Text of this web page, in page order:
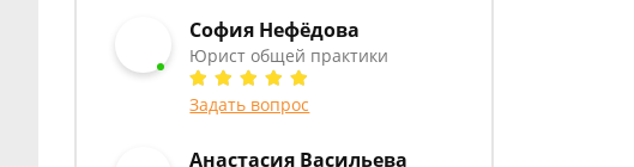
София Нефёдова
Юрист общей практики
Задать вопрос
Анастасия Васильева